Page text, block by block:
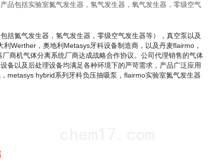
品包括实验室氮气发生器，氢气发生器，氧气发生器，零级空气
括氮气发生器，氢气发生器，零级空气发生器等），真空泵以及
利Werther， 奥地利Metasys牙科设备制造商，以及丹麦flairmo，
商机气体分离系统厂商达成战略合作协议。公司代理销售的气体
备以及后处理设备均满足各种环境下的严苛需求，产品广泛应用
metasys hybrid系列牙科负压抽吸泵，flairmo实验室氮气发生器